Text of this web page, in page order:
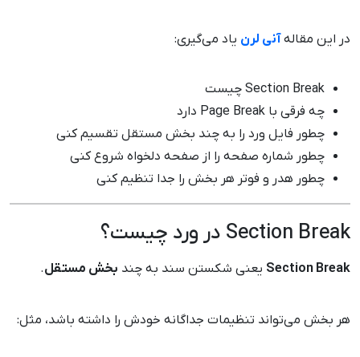
در این مقالهآنی لرن یاد می‌گیری:
Section Break چیست
چه فرقی با Page Break دارد
چطور فایل ورد را به چند بخش مستقل تقسیم کنی
چطور شماره صفحه را از صفحه دلخواه شروع کنی
چطور هدر و فوتر هر بخش را جدا تنظیم کنی
Section Break در ورد چیست؟
Section Break یعنی شکستن سند به چند بخش مستقل.
هر بخش می‌تواند تنظیمات جداگانه خودش را داشته باشد، مثل: